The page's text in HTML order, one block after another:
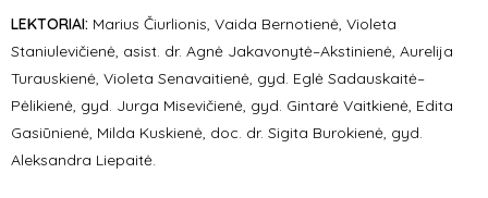
LEKTORIAI: Marius Čiurlionis, Vaida Bernotienė, Violeta
Staniulevičienė, asist. dr. Agnė Jakavonytė–Akstinienė, Aurelija
Turauskienė, Violeta Senavaitienė, gyd. Eglė Sadauskaitė–
Pėlikienė, gyd. Jurga Misevičienė, gyd. Gintarė Vaitkienė, Edita
Gasiūnienė, Milda Kuskienė, doc. dr. Sigita Burokienė, gyd.
Aleksandra Liepaitė.